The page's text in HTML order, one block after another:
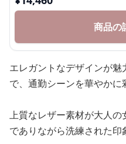
商品の
エレガントなデザインが
で、通勤シーンを華やかに
上質なレザー素材が大人の
でありながら洗練された印